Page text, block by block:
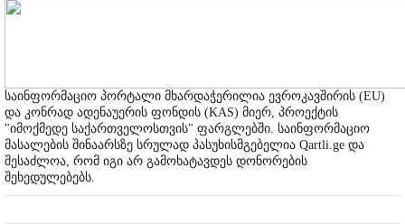
საინფორმაციო პორტალი მხარდაჭერილია ევროკავშირის (EU)
და კონრად ადენაუერის ფონდის (KAS) მიერ, პროექტის
"იმოქმედე საქართველოსთვის" ფარგლებში. საინფორმაციო
მასალების შინაარსზე სრულად პასუხისმგებელია Qartli.ge და
შესაძლოა, რომ იგი არ გამოხატავდეს დონორების
შეხედულებებს.